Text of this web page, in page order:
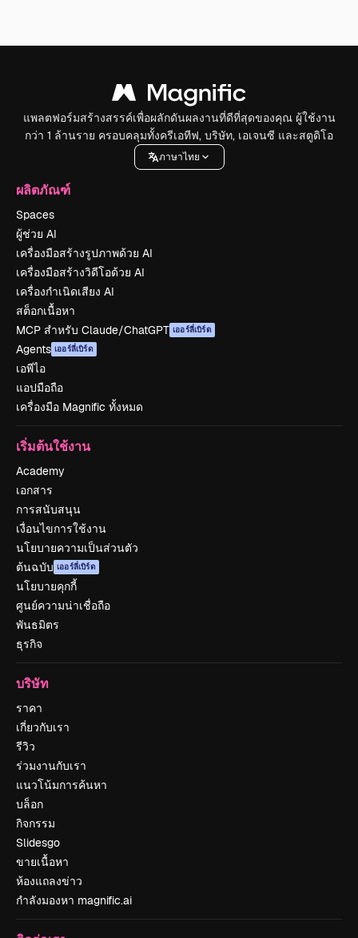
แพลตฟอร์มสร้างสรรค์เพื่อผลักดันผลงานที่ดีที่สุดของคุณ ผู้ใช้งาน
กว่า 1 ล้านราย ครอบคลุมทั้งครีเอทีฟ, บริษัท, เอเจนซี และสตูดิโอ
ภาษาไทย
ผลิตภัณฑ์
Spaces
ผู้ช่วย AI
เครื่องมือสร้างรูปภาพด้วย AI
เครื่องมือสร้างวิดีโอด้วย AI
เครื่องกำเนิดเสียง AI
สต็อกเนื้อหา
MCP สำหรับ Claude/ChatGPT เออร์ลี่เบิร์ด
Agents เออร์ลี่เบิร์ด
เอพีไอ
แอปมือถือ
เครื่องมือ Magnific ทั้งหมด
เริ่มต้นใช้งาน
Academy
เอกสาร
การสนับสนุน
เงื่อนไขการใช้งาน
นโยบายความเป็นส่วนตัว
ต้นฉบับ เออร์ลี่เบิร์ด
นโยบายคุกกี้
ศูนย์ความน่าเชื่อถือ
พันธมิตร
ธุรกิจ
บริษัท
ราคา
เกี่ยวกับเรา
รีวิว
ร่วมงานกับเรา
แนวโน้มการค้นหา
บล็อก
กิจกรรม
Slidesgo
ขายเนื้อหา
ห้องแถลงข่าว
กำลังมองหา magnific.ai